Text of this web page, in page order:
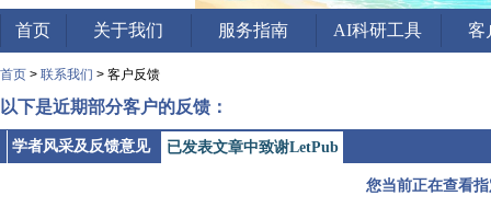
首页 关于我们 服务指南 AI科研工具 客
首页 > 联系我们 > 客户反馈
以下是近期部分客户的反馈：
学者风采及反馈意见 已发表文章中致谢LetPub
您当前正在查看